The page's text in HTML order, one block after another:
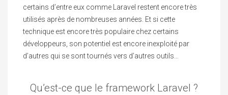
certains d’entre eux comme Laravel restent encore très
utilisés après de nombreuses années. Et si cette
technique est encore très populaire chez certains
développeurs, son potentiel est encore inexploité par
d’autres qui se sont tournés vers d’autres outils…
Qu’est-ce que le framework Laravel ?